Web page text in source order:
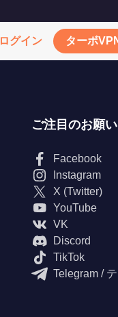
ログイン ターボ
ご注目のお願い
Facebook
Instagram
X (Twitter)
YouTube
VK
Discord
TikTok
Telegram /